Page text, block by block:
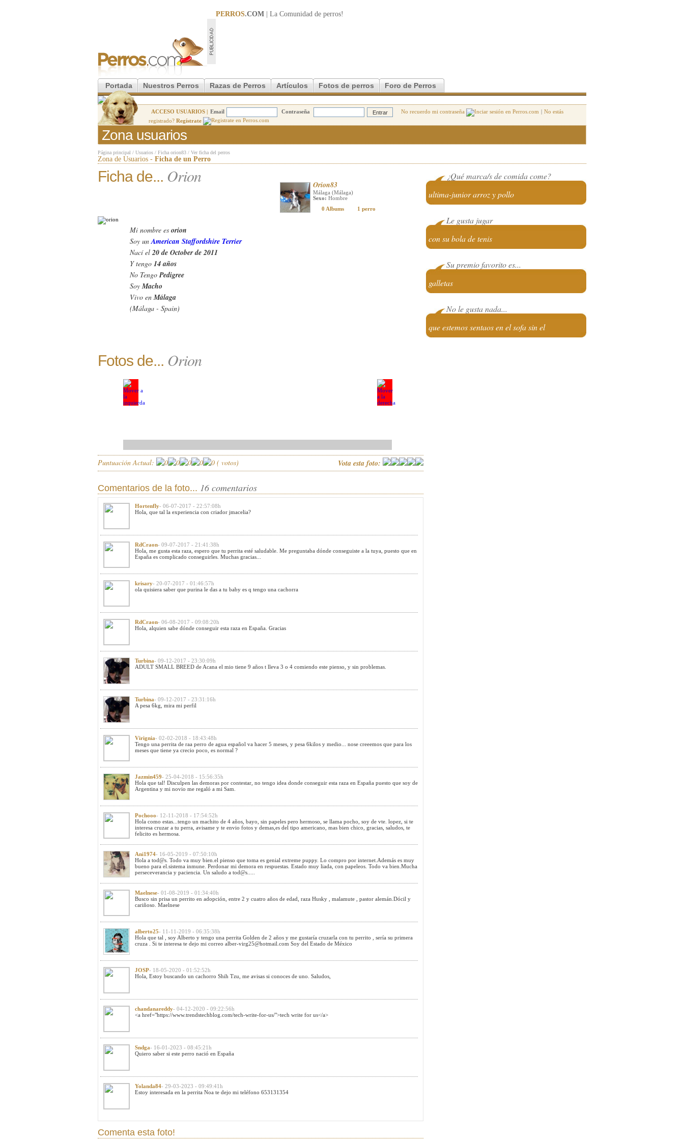
PERROS.COM | La Comunidad de perros!
Portada Nuestros Perros Razas de Perros Artículos Fotos de perros Foro de Perros
ACCESO USUARIOS | Email Contraseña No recuerdo mi contraseña | No estás
registrado? Regístrate
Zona usuarios
Página principal / Usuarios / Ficha orion83 / Ver ficha del perros
Zona de Usuarios - Ficha de un Perro
Ficha de... Orion Orion83
Málaga (Málaga)
Sexo: Hombre
0 Albums
1 perro
Mi nombre es orion
Soy unAmerican Staffordshire Terrier
Nací el20 de October de 2011
Y tengo 14 años
No TengoPedigree
SoyMacho
Vivo enMálaga
(Málaga - Spain)
¿Qué marca/s de comida come?
ultima-junior arroz y pollo
Le gusta jugar
con su bola de tenis
Su premio favorito es...
galletas
No le gusta nada...
que estemos sentaos en el sofa sin el
Fotos de... Orion
Puntuación Actual: ( votos) Vota esta foto:
Comentarios de la foto... 16 comentarios
Hortenfly- 06-07-2017 - 22:57:08h
Hola, que tal la experiencia con criador jmacelia?
RdCraon- 09-07-2017 - 21:41:38h
Hola, me gusta esta raza, espero que tu perrita esté saludable. Me preguntaba dónde conseguiste a la tuya, puesto que en
España es complicado conseguirles. Muchas gracias...
krisary- 20-07-2017 - 01:46:57h
ola quisiera saber que purina le das a tu baby es q tengo una cachorra
RdCraon- 06-08-2017 - 09:08:20h
Hola, alquien sabe dónde conseguir esta raza en España. Gracias
Turbina- 09-12-2017 - 23:30:09h
ADULT SMALL BREED de Acana el mio tiene 9 años t lleva 3 o 4 comiendo este pienso, y sin problemas.
Turbina- 09-12-2017 - 23:31:16h
A pesa 6kg, mira mi perfil
Virignia- 02-02-2018 - 18:43:48h
Tengo una perrita de raa perro de agua español va hacer 5 meses, y pesa 6kilos y medio... nose creeemos que para los
meses que tiene ya crecio poco, es normal ?
Jazmin459- 25-04-2018 - 15:56:35h
Hola que tal! Disculpen las demoras por contestar, no tengo idea donde conseguir esta raza en España puesto que soy de
Argentina y mi novio me regaló a mi Sam.
Pochooo- 12-11-2018 - 17:54:52h
Hola como estas...tengo un machito de 4 años, bayo, sin papeles pero hermoso, se llama pocho, soy de vte. lopez, si te
interesa cruzar a tu perra, avisame y te envio fotos y demas,es del tipo americano, mas bien chico, gracias, saludos, te
felicito es hermosa.
Ani1974- 16-05-2019 - 07:50:10h
Hola a tod@s. Todo va muy bien.el pienso que toma es genial extreme puppy. Lo compro por internet.Además es muy
bueno para el.sistema inmune. Perdonar mi demora en respuestas. Estado muy liada, con papeleos. Todo va bien.Mucha
perseceverancia y paciencia. Un saludo a tod@s.....
Maelnese- 01-08-2019 - 01:34:40h
Busco sin prisa un perrito en adopción, entre 2 y cuatro años de edad, raza Husky , malamute , pastor alemán.Dócil y
cariñoso. Maelnese
alberto25- 11-11-2019 - 06:35:38h
Hola que tal , soy Alberto y tengo una perrita Golden de 2 años y me gustaría cruzarla con tu perrito , sería su primera
cruza . Si te interesa te dejo mi correo alber-virg25@hotmail.com Soy del Estado de México
JOSP- 18-05-2020 - 01:52:52h
Hola, Estoy buscando un cachorro Shih Tzu, me avisas si conoces de uno. Saludos,
chandanareddy- 04-12-2020 - 09:22:56h
<a href="https://www.trendstechblog.com/tech-write-for-us/">tech write for us</a>
Sndga- 16-01-2023 - 08:45:21h
Quiero saber si este perro nació en España
Yolanda84- 29-03-2023 - 09:49:41h
Estoy interesada en la perrita Noa te dejo mi teléfono 653131354
Comenta esta foto!